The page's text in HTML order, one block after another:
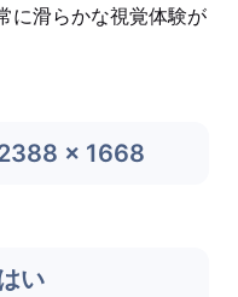
に滑らかな視覚体験が
x 1668
い